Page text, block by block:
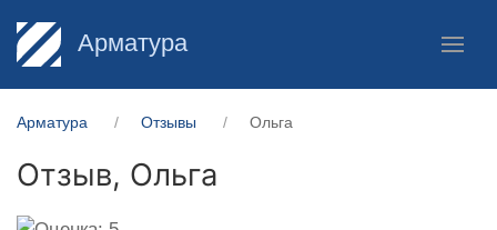
Арматура
Арматура Отзывы Ольга
Отзыв, Ольга